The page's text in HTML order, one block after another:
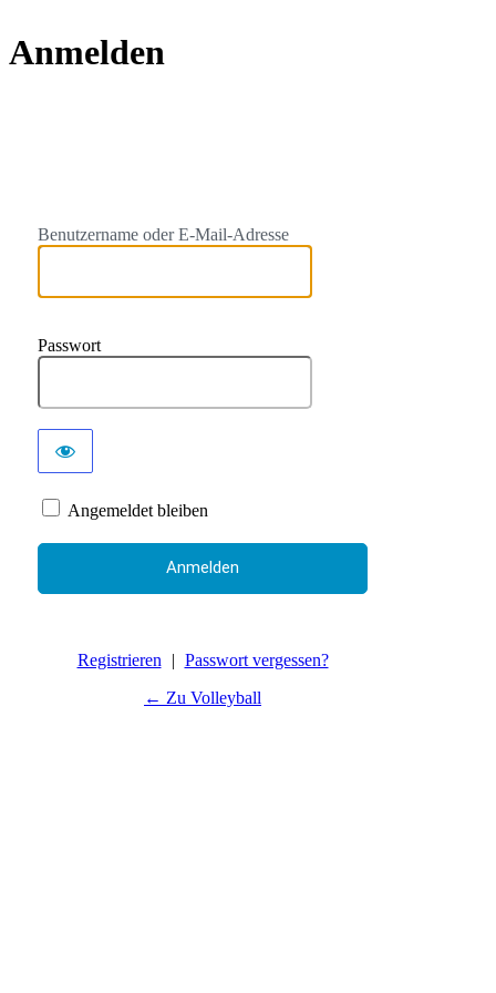
Anmelden
Benutzername oder E-Mail-Adresse
Passwort
Angemeldet bleiben
Registrieren | Passwort vergessen?
← Zu Volleyball